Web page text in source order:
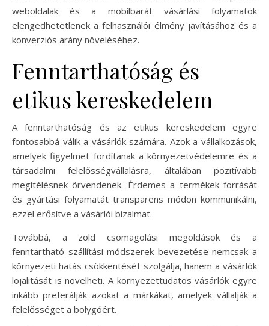
weboldalak és a mobilbarát vásárlási folyamatok
elengedhetetlenek a felhasználói élmény javításához és a
konverziós arány növeléséhez.
Fenntarthatóság és
etikus kereskedelem
A fenntarthatóság és az etikus kereskedelem egyre
fontosabbá válik a vásárlók számára. Azok a vállalkozások,
amelyek figyelmet fordítanak a környezetvédelemre és a
társadalmi felelősségvállalásra, általában pozitívabb
megítélésnek örvendenek. Érdemes a termékek forrását
és gyártási folyamatát transparens módon kommunikálni,
ezzel erősítve a vásárlói bizalmat.
Továbbá, a zöld csomagolási megoldások és a
fenntartható szállítási módszerek bevezetése nemcsak a
környezeti hatás csökkentését szolgálja, hanem a vásárlók
lojalitását is növelheti. A környezettudatos vásárlók egyre
inkább preferálják azokat a márkákat, amelyek vállalják a
felelősséget a bolygóért.